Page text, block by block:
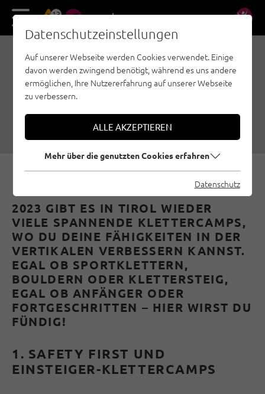
13 DE EN
DIE BESTEN
KLETTERCAMPS IN TIROL
– HIGHLIGHTS 2023
Erstellt vonSimon Schöpf |
2023 GIBT ES IN TIROL WIEDER
VIELE SPANNENDE KLETTERCAMPS,
WO DU DEINE FÄHIGKEITEN IN DER
VERTIKALEN VERBESSERN KANNST.
EGAL OB SPORTKLETTERN,
BOULDERN ODER KLETTERSTEIG,
EGAL OB ANFÄNGER ODER
FORTGESCHRITTEN – HIER WIRST DU
FÜNDIG!
1. SAFETY FIRST UND
EINSTEIGER-KLETTERCAMPS
Datenschutzeinstellungen
Auf unserer Webseite werden Cookies verwendet. Einige
davon werden zwingend benötigt, während es uns andere
ermöglichen, Ihre Nutzererfahrung auf unserer Webseite
zu verbessern.
ALLE AKZEPTIEREN
Mehr über die genutzten Cookies erfahren
Datenschutz